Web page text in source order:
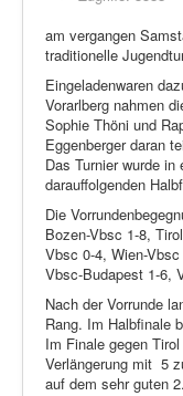
Laufen
Showdown
Datenschutz
am vergangen
traditionelle
Eingeladenwaren
Vorarlberg nahmen
Sophie Thöni und
Eggenberger daran
Das Turnier wurde in
darauffolgenden
Die
Bozen-Vbsc 1-8,
Vbsc 0-4, Wien-Vbsc
Vbsc-Budapest 1-6,
Nach der Vorrunde
Rang. Im Halbfinale
Im Finale gegen
Verlängerung mit 5
auf dem sehr guten